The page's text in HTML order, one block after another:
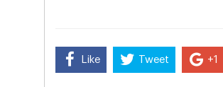
Like Tweet +1